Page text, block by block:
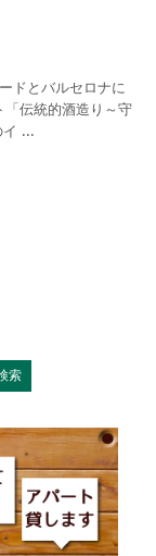
ドとバルセロナに
「伝統的酒造り～守
...